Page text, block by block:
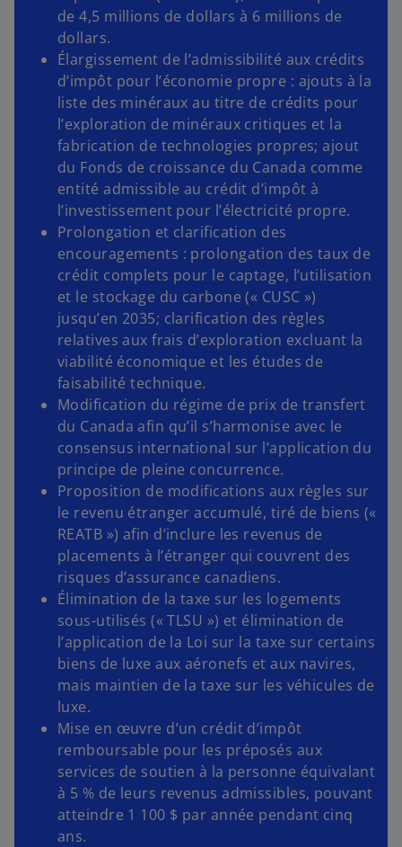
de 4,5 millions de dollars à 6 millions de
dollars.
Élargissement de l’admissibilité aux crédits
d’impôt pour l’économie propre : ajouts à la
liste des minéraux au titre de crédits pour
l’exploration de minéraux critiques et la
fabrication de technologies propres; ajout
du Fonds de croissance du Canada comme
entité admissible au crédit d’impôt à
l’investissement pour l’électricité propre.
Prolongation et clarification des
encouragements : prolongation des taux de
crédit complets pour le captage, l’utilisation
et le stockage du carbone (« CUSC »)
jusqu’en 2035; clarification des règles
relatives aux frais d’exploration excluant la
viabilité économique et les études de
faisabilité technique.
Modification du régime de prix de transfert
du Canada afin qu’il s’harmonise avec le
consensus international sur l’application du
principe de pleine concurrence.
Proposition de modifications aux règles sur
le revenu étranger accumulé, tiré de biens («
REATB ») afin d’inclure les revenus de
placements à l’étranger qui couvrent des
risques d’assurance canadiens.
Élimination de la taxe sur les logements
sous-utilisés (« TLSU ») et élimination de
l’application de la Loi sur la taxe sur certains
biens de luxe aux aéronefs et aux navires,
mais maintien de la taxe sur les véhicules de
luxe.
Mise en œuvre d’un crédit d’impôt
remboursable pour les préposés aux
services de soutien à la personne équivalant
à 5 % de leurs revenus admissibles, pouvant
atteindre 1 100 $ par année pendant cinq
ans.